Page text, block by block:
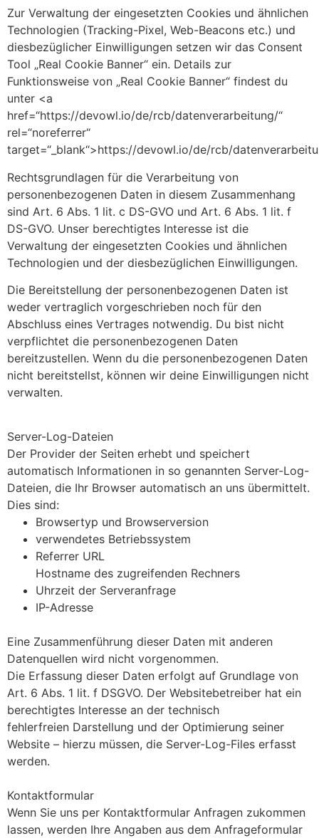
Zur Verwaltung der eingesetzten Cookies und ähnlichen
Technologien (Tracking-Pixel, Web-Beacons etc.) und
diesbezüglicher Einwilligungen setzen wir das Consent
Tool „Real Cookie Banner“ ein. Details zur
Funktionsweise von „Real Cookie Banner“ findest du
unter <a
href=“https://devowl.io/de/rcb/datenverarbeitung/“
rel=“noreferrer“
target=“_blank“>https://devowl.io/de/rcb/
Rechtsgrundlagen für die Verarbeitung von
personenbezogenen Daten in diesem Zusammenhang
sind Art. 6 Abs. 1 lit. c DS-GVO und Art. 6 Abs. 1 lit. f
DS-GVO. Unser berechtigtes Interesse ist die
Verwaltung der eingesetzten Cookies und ähnlichen
Technologien und der diesbezüglichen Einwilligungen.
Die Bereitstellung der personenbezogenen Daten ist
weder vertraglich vorgeschrieben noch für den
Abschluss eines Vertrages notwendig. Du bist nicht
verpflichtet die personenbezogenen Daten
bereitzustellen. Wenn du die personenbezogenen Daten
nicht bereitstellst, können wir deine Einwilligungen nicht
verwalten.
Server-Log-Dateien
Der Provider der Seiten erhebt und speichert
automatisch Informationen in so genannten Server-Log-
Dateien, die Ihr Browser automatisch an uns übermittelt.
Dies sind:
Browsertyp und Browserversion
verwendetes Betriebssystem
Referrer URL
Hostname des zugreifenden Rechners
Uhrzeit der Serveranfrage
IP-Adresse
Eine Zusammenführung dieser Daten mit anderen
Datenquellen wird nicht vorgenommen.
Die Erfassung dieser Daten erfolgt auf Grundlage von
Art. 6 Abs. 1 lit. f DSGVO. Der Websitebetreiber hat ein
berechtigtes Interesse an der technisch
fehlerfreien Darstellung und der Optimierung seiner
Website – hierzu müssen, die Server-Log-Files erfasst
werden.
Kontaktformular
Wenn Sie uns per Kontaktformular Anfragen zukommen
lassen, werden Ihre Angaben aus dem Anfrageformular